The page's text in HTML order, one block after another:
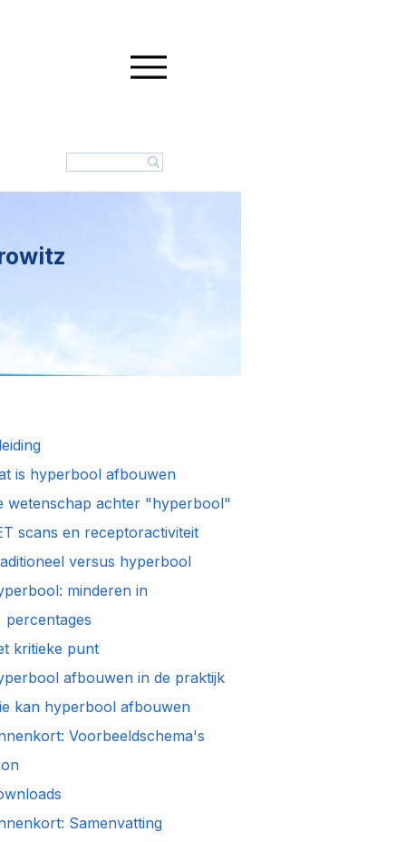
is hyperbool afbouwen
wetenschap achter "hyperbool"
scans en receptoractiviteit
versus hyperbool
minderen in
kritieke punt
afbouwen in de praktijk
ie kan hyperbool afbouwen
Voorbeeldschema's
Samenvatting